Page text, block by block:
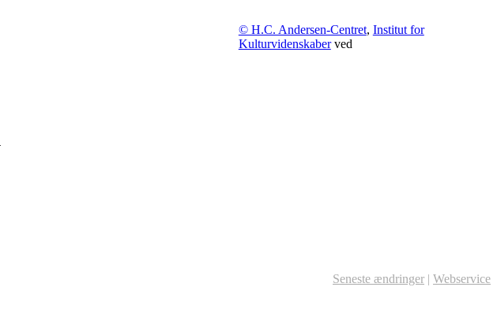
© H.C. Andersen-Centret, Institut for
Kulturvidenskaberved
Seneste ændringer | Webservice